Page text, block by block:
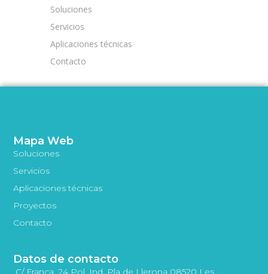
Soluciones
Servicios
Aplicaciones técnicas
Contacto
Mapa Web
Soluciones
Servicios
Aplicaciones técnicas
Proyectos
Contacto
Datos de contacto
C/ França, 24 Pol. Ind. Pla de Llerona 08520 Les